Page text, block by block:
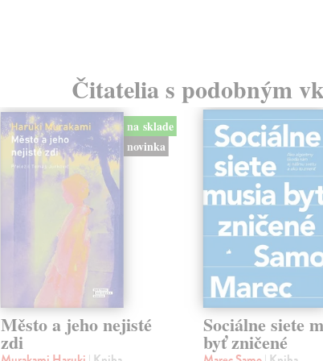
Čitatelia s podobným
na sklade
novinka
Město a jeho nejisté
zdi
Sociálne siete
byť zničené